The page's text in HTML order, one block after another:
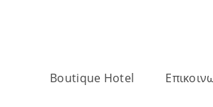
Boutique Hotel